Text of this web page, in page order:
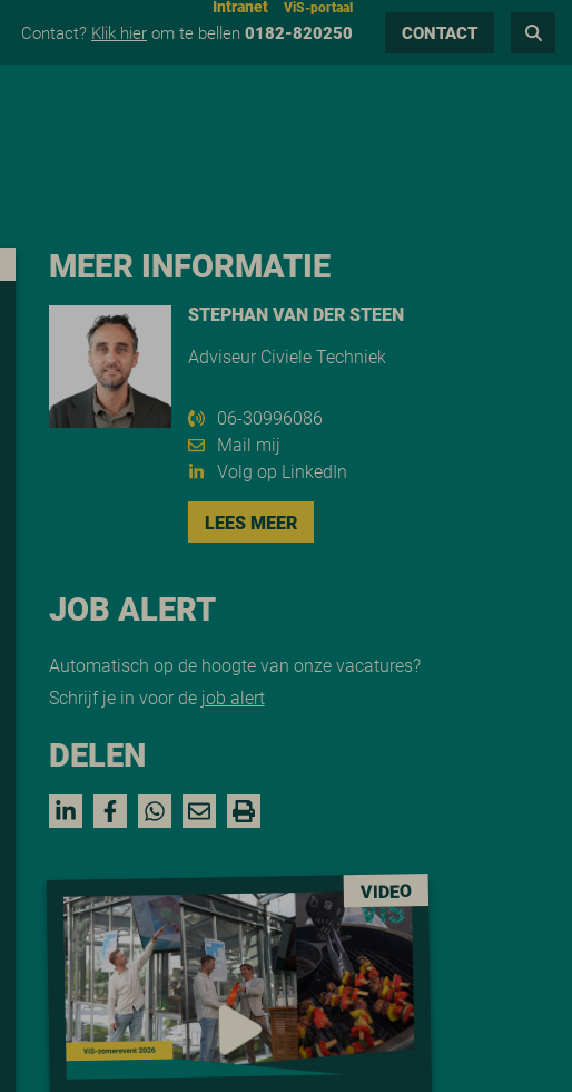
Intranet ViS-portaal
Contact? Klik hier om te bellen 0182-820250 CONTACT
MEER INFORMATIE
STEPHAN VAN DER STEEN
Adviseur Civiele Techniek
06-30996086
Mail mij
Volg op LinkedIn
LEES MEER
JOB ALERT
Automatisch op de hoogte van onze vacatures?
Schrijf je in voor de job alert
DELEN
VIDEO